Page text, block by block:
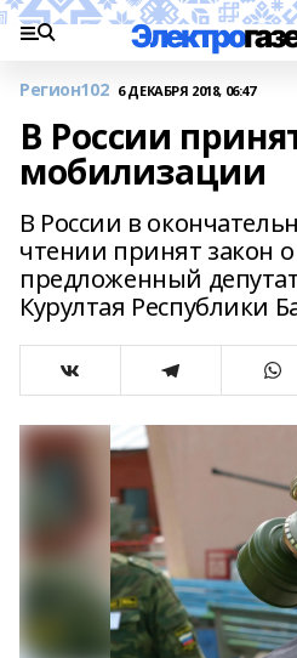
Регион102 6 ДЕКАБРЯ 2018, 06:47
В России
мобилизации
В России в
чтении принят закон
предложенный
Курултая Республики